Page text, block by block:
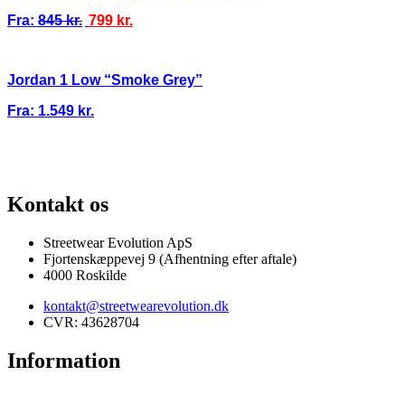
Fra: 845kr. 799 kr.
Jordan 1 Low “Smoke Grey”
Fra: 1.549 kr.
Kontakt os
Streetwear Evolution ApS
Fjortenskæppevej 9 (Afhentning efter aftale)
4000 Roskilde
kontakt@streetwearevolution.dk
CVR: 43628704
Information